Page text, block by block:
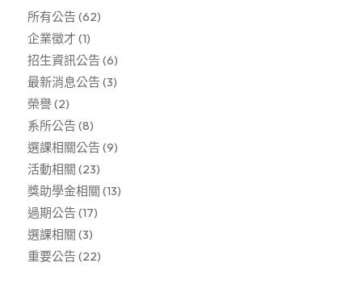
所有公告 (62)
企業徵才 (1)
招生資訊公告 (6)
最新消息公告 (3)
榮譽(2)
系所公告 (8)
選課相關公告 (9)
活動相關 (23)
獎助學金相關 (13)
過期公告 (17)
選課相關 (3)
重要公告 (22)